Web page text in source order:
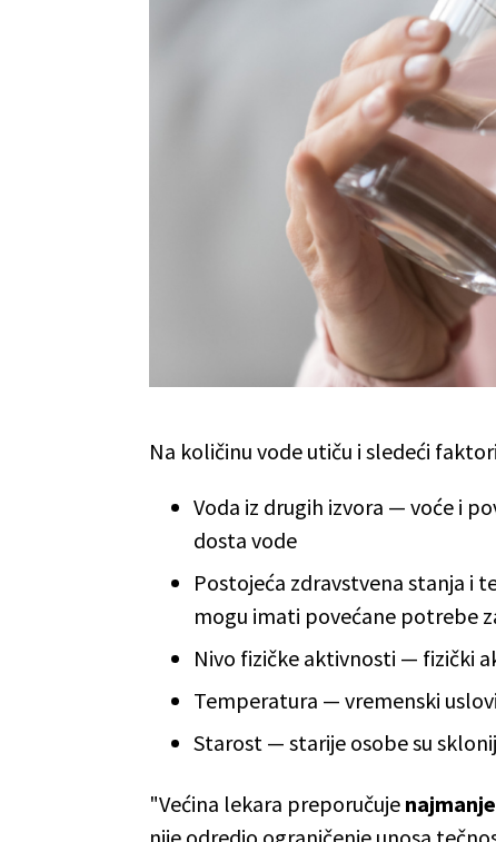
Na količinu vode utiču i sledeći
Voda iz drugih izvora — voće i
dosta vode
Postojeća zdravstvena stanja i
mogu imati povećane potrebe
Nivo fizičke aktivnosti — fizički
Temperatura — vremenski
Starost — starije osobe su
"Većina lekara preporučuje